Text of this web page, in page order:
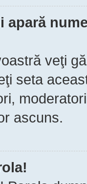
apară
veţi
seta
ascuns.